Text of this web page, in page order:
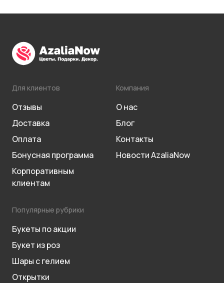
Для клиентов
Отзывы
Доставка
Оплата
Бонусная программа
Корпоративным
клиентам
Компания
О нас
Блог
Контакты
Новости AzaliaNow
Популярные рубрики
Букеты по акции
Букет из роз
Шары с гелием
Открытки